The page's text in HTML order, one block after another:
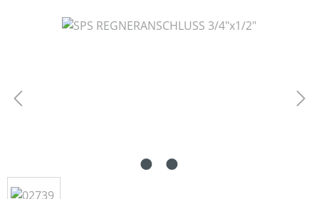
Bildergalerie überspringen